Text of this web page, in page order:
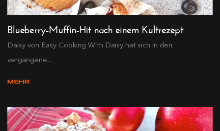
Blueberry-Muffin-Hit nach einem Kultrezept
Daisy von Easy Cooking With Daisy hat sich in den
vergangene...
MEHR